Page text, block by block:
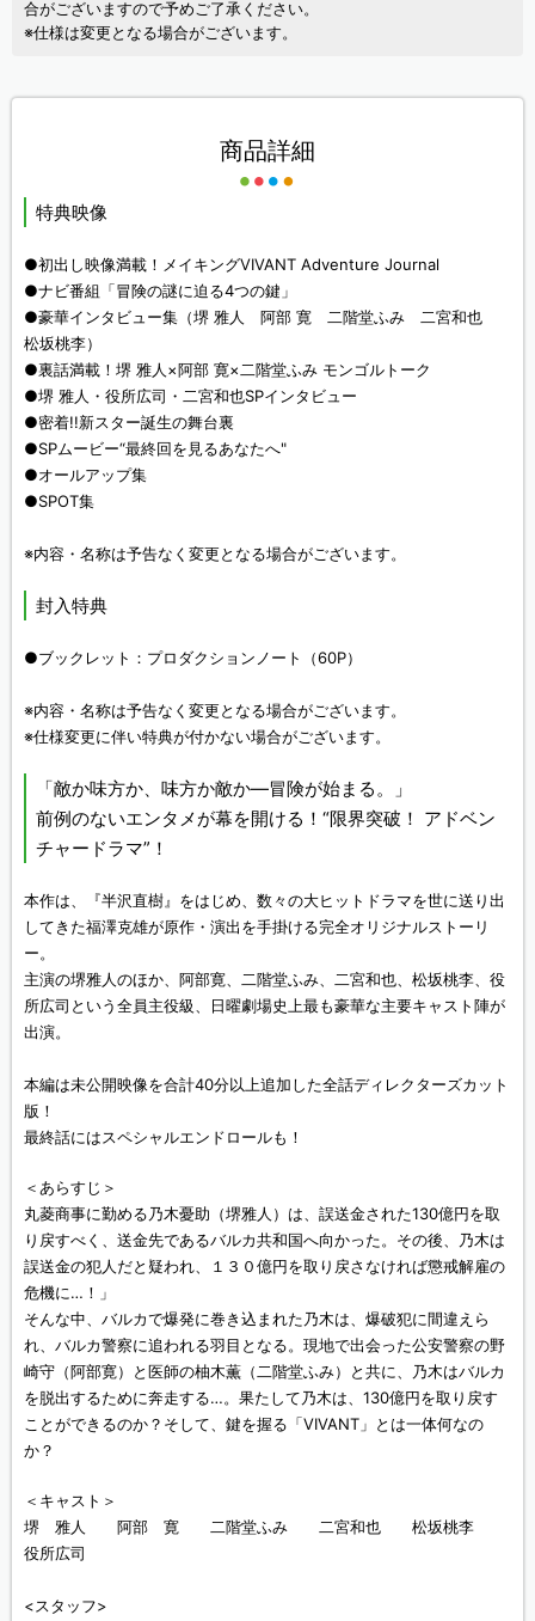
合がございますので予めご了承ください。
※仕様は変更となる場合がございます。
商品詳細
特典映像
●初出し映像満載！メイキングVIVANT Adventure Journal
●ナビ番組「冒険の謎に迫る4つの鍵」
●豪華インタビュー集（堺 雅人 阿部 寛 二階堂ふみ 二宮和也
松坂桃李）
●裏話満載！堺 雅人×阿部 寛×二階堂ふみ モンゴルトーク
●堺 雅人・役所広司・二宮和也SPインタビュー
●密着!!新スター誕生の舞台裏
●SPムービー“最終回を見るあなたへ"
●オールアップ集
●SPOT集
※内容・名称は予告なく変更となる場合がございます。
封入特典
●ブックレット：プロダクションノート（60P）
※内容・名称は予告なく変更となる場合がございます。
※仕様変更に伴い特典が付かない場合がございます。
「敵か味方か、味方か敵か―冒険が始まる。」
前例のないエンタメが幕を開ける！“限界突破！ アドベン
チャードラマ”！
本作は、『半沢直樹』をはじめ、数々の大ヒットドラマを世に送り出
してきた福澤克雄が原作・演出を手掛ける完全オリジナルストーリ
ー。
主演の堺雅人のほか、阿部寛、二階堂ふみ、二宮和也、松坂桃李、役
所広司という全員主役級、日曜劇場史上最も豪華な主要キャスト陣が
出演。
本編は未公開映像を合計40分以上追加した全話ディレクターズカット
版！
最終話にはスペシャルエンドロールも！
＜あらすじ＞
丸菱商事に勤める乃木憂助（堺雅人）は、誤送金された130億円を取
り戻すべく、送金先であるバルカ共和国へ向かった。その後、乃木は
誤送金の犯人だと疑われ、１３０億円を取り戻さなければ懲戒解雇の
危機に…！」
そんな中、バルカで爆発に巻き込まれた乃木は、爆破犯に間違えら
れ、バルカ警察に追われる羽目となる。現地で出会った公安警察の野
崎守（阿部寛）と医師の柚木薫（二階堂ふみ）と共に、乃木はバルカ
を脱出するために奔走する…。果たして乃木は、130億円を取り戻す
ことができるのか？そして、鍵を握る「VIVANT」とは一体何なの
か？
＜キャスト＞
堺 雅人 阿部 寛 二階堂ふみ 二宮和也 松坂桃李
役所広司
<スタッフ>